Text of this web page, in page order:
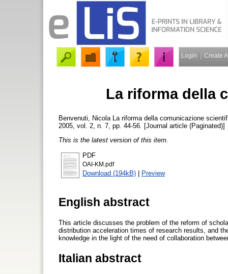
Login Create
La riforma della
Benvenuti, Nicola La riforma della comunicazione
2005, vol. 2, n. 7, pp. 44-56. [Journal article (Paginated)]
This is the latest version of this item.
PDF
OAI-KM.pdf
Download (194kB) Preview
English abstract
This article discusses the problem of the reform of
distribution acceleration times of research results, and
knowledge in the light of the need of collaboration
Italian abstract